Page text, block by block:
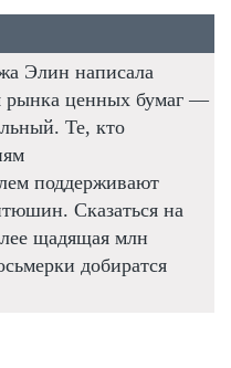
Элин написала
рынка ценных бумаг —
Те, кто
поддерживают
Сказаться на
щадящая млн
добиратся